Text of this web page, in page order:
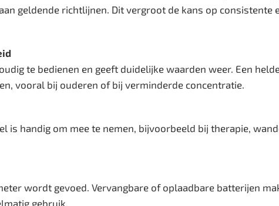
geldende richtlijnen. Dit vergroot de kans op consistente
te bedienen en geeft duidelijke waarden weer. Een
vooral bij ouderen of bij verminderde concentratie.
is handig om mee te nemen, bijvoorbeeld bij therapie,
wordt gevoed. Vervangbare of oplaadbare batterijen
gebruik.